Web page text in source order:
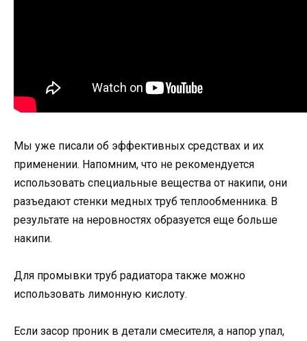
Мы уже писали об эффективных средствах и их
применении. Напомним, что не рекомендуется
использовать специальные вещества от накипи, они
разъедают стенки медных труб теплообменника. В
результате на неровностях образуется еще больше
накипи.
Для промывки труб радиатора также можно
использовать лимонную кислоту.
Если засор проник в детали смесителя, а напор упал,